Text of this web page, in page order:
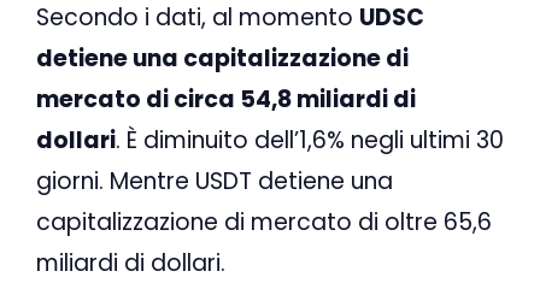
Secondo i dati, al momento UDSC
detiene una capitalizzazione di
mercato di circa 54,8 miliardi di
dollari. È diminuito dell’1,6% negli ultimi 30
giorni. Mentre USDT detiene una
capitalizzazione di mercato di oltre 65,6
miliardi di dollari.